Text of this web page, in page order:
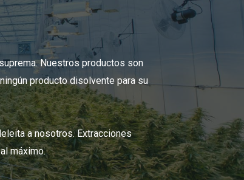
Nuestros productos son
producto disolvente para su
a nosotros. Extracciones
máximo.